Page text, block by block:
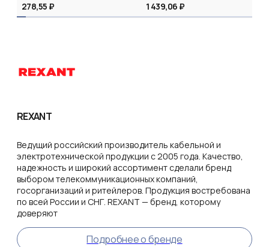
278,55 ₽ 1 439,06 ₽
REXANT
Ведущий российский производитель кабельной и
электротехнической продукции с 2005 года. Качество,
надежность и широкий ассортимент сделали бренд
выбором телекоммуникационных компаний,
госорганизаций и ритейлеров. Продукция востребована
по всей России и СНГ. REXANT — бренд, которому
доверяют
Подробнее о бренде